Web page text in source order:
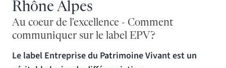
Rhône Alpes
Au coeur de l'excellence - Comment
communiquer sur le label EPV ?
Le label Entreprise du Patrimoine Vivant est un